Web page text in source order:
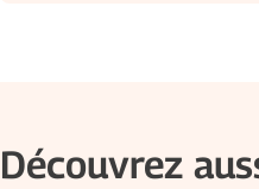
Composition :
Découvrez